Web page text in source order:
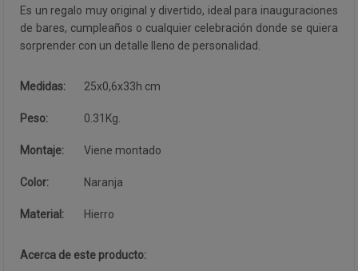
Es un regalo muy original y divertido, ideal para inauguraciones
de bares, cumpleaños o cualquier celebración donde se quiera
sorprender con un detalle lleno de personalidad.
Medidas: 25x0,6x33h cm
Peso: 0.31Kg.
Montaje: Viene montado
Color: Naranja
Material: Hierro
Acerca de este producto: